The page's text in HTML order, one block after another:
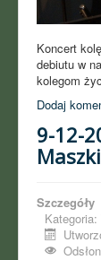
Koncert
debiutu w
kolegom
Dodaj
9-12-
Szczegóły
Kategoria: